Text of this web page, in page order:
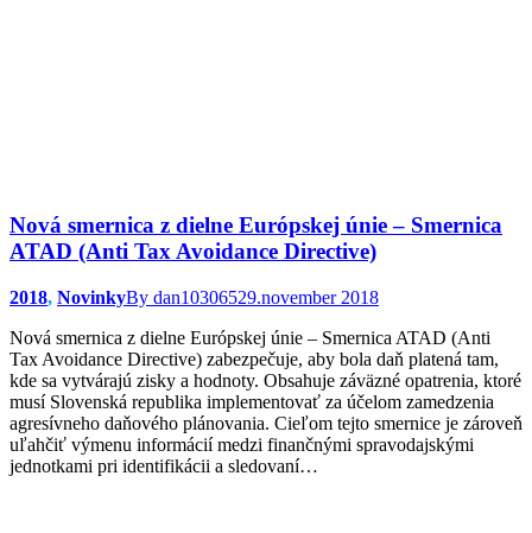
Nová smernica z dielne Európskej únie – Smernica
ATAD (Anti Tax Avoidance Directive)
2018, NovinkyBy dan10306529.november 2018
Nová smernica z dielne Európskej únie – Smernica ATAD (Anti
Tax Avoidance Directive) zabezpečuje, aby bola daň platená tam,
kde sa vytvárajú zisky a hodnoty. Obsahuje záväzné opatrenia, ktoré
musí Slovenská republika implementovať za účelom zamedzenia
agresívneho daňového plánovania. Cieľom tejto smernice je zároveň
uľahčiť výmenu informácií medzi finančnými spravodajskými
jednotkami pri identifikácii a sledovaní…